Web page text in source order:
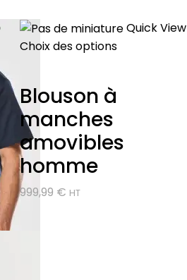
Quick View
Choix des options
Blouson à
manches
amovibles
homme
999,99 € HT